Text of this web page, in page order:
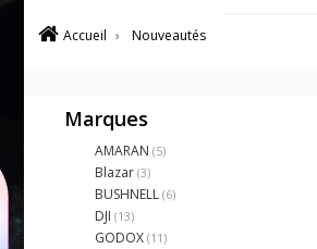
Accueil › Nouveautés
Marques
AMARAN (5)
Blazar(3)
BUSHNELL(6)
DJI (13)
GODOX(11)